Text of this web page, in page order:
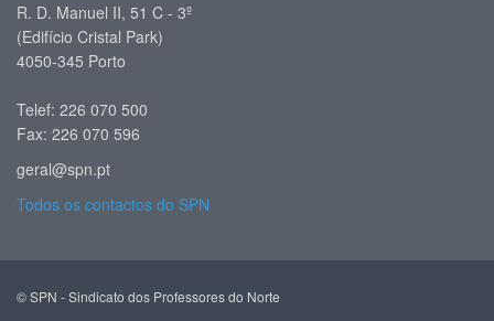
R. D. Manuel II, 51 C - 3º
(Edifício Cristal Park)
4050-345 Porto
Telef: 226 070 500
Fax: 226 070 596
geral@spn.pt
Todos os contactos do SPN
© SPN - Sindicato dos Professores do Norte